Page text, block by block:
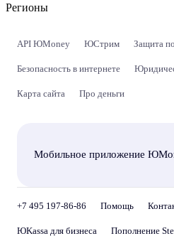
Регионы
API ЮMoney ЮСтрим Защита
Безопасность в интернете
Карта сайта Про деньги
Мобильное приложение
+7 495 197-86-86 Помощь
ЮKassa для бизнеса Пополнение